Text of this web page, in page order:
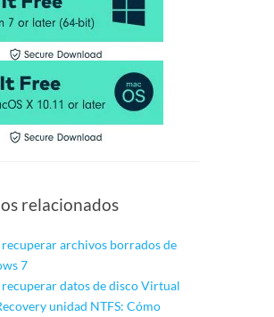
relacionados
archivos borrados de
7
datos de disco Virtual
unidad NTFS: Cómo